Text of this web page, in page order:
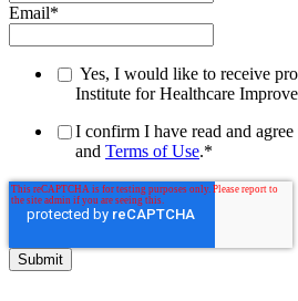
Email*
Yes, I would like to receive
Institute for Healthcare
I confirm I have read and
and Terms of Use.*